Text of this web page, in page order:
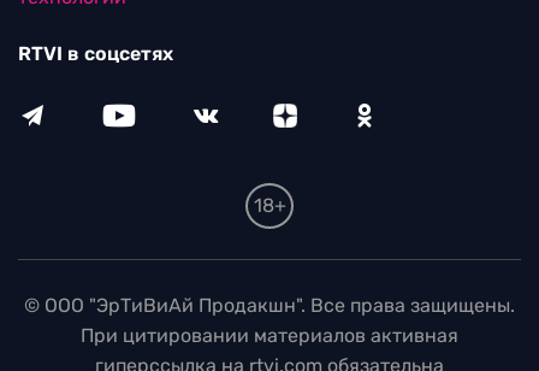
RTVI в соцсетях
18+
© ООО "ЭрТиВиАй Продакшн". Все права защищены.
При цитировании материалов активная
гиперссылка на rtvi.com обязательна